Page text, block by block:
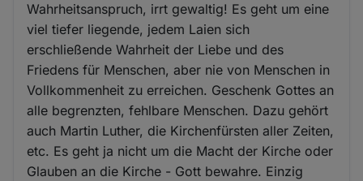
Wahrheitsanspruch, irrt gewaltig! Es geht um eine
viel tiefer liegende, jedem Laien sich
erschließende Wahrheit der Liebe und des
Friedens für Menschen, aber nie von Menschen in
Vollkommenheit zu erreichen. Geschenk Gottes an
alle begrenzten, fehlbare Menschen. Dazu gehört
auch Martin Luther, die Kirchenfürsten aller Zeiten,
etc. Es geht ja nicht um die Macht der Kirche oder
Glauben an die Kirche - Gott bewahre. Einzig